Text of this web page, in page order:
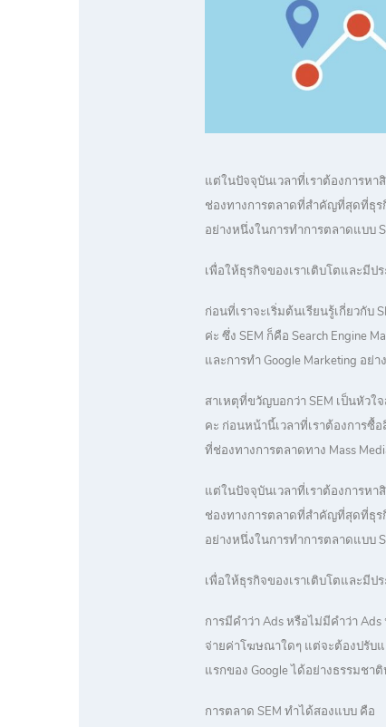
แต่ในปัจจุบันเวลาที่เราต้องการหา
ช่องทางการตลาดที่สำคัญที่สุดที่ธุรกิ
อย่างหนึ่งในการทำการตลาดแบบ
เพื่อให้ธุรกิจของเราเติบโตและมีป
ก่อนที่เราจะเริ่มต้นเรียนรู้เกี่ยวกับ
ค่ะ ซึ่ง SEM ก็คือ Search Engine
และการทำ Google Marketing อย่
สาเหตุที่ขวัญบอกว่า SEM เป็นหัว
คะ ก่อนหน้านี้เวลาที่เราต้องการ
ที่ช่องทางการตลาดทาง Mass
แต่ในปัจจุบันเวลาที่เราต้องการหา
ช่องทางการตลาดที่สำคัญที่สุดที่ธุรกิ
อย่างหนึ่งในการทำการตลาดแบบ
เพื่อให้ธุรกิจของเราเติบโตและมีป
การมีคำว่า Ads หรือไม่มีคำว่า
จ่ายค่าโฆษณาใดๆ แต่จะต้องปรับ
แรกของ Google ได้อย่างธรรมชา
การตลาด SEM ทำได้สองแบบ คือ